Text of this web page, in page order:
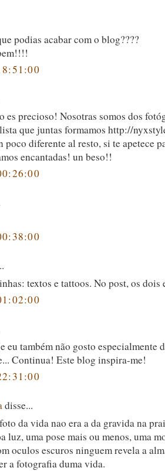
podias acabar com o blog????
es precioso! Nosotras somos dos
que juntas formamos http://
poco diferente al resto, si te apetece
encantadas! un beso!!
textos e tattoos. No post, os dois
eu também não gosto especialmente
Continua! Este blog inspira-me!
disse...
da vida nao era a da gravida na
luz, uma pose mais ou menos, uma
oculos escuros ninguem revela a
a fotografia duma vida.